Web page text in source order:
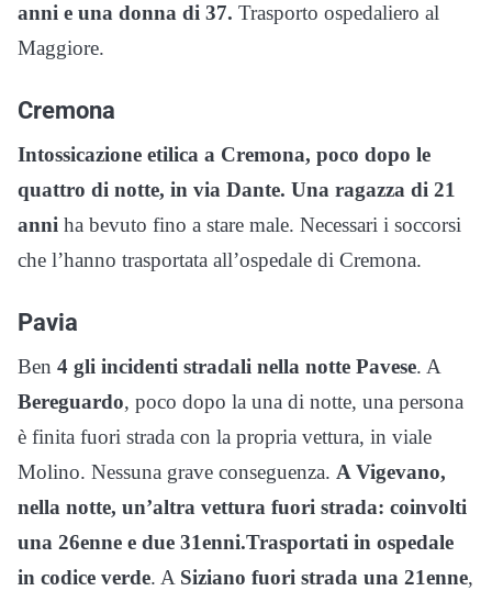
anni e una donna di 37. Trasporto ospedaliero al
Maggiore.
Cremona
Intossicazione etilica a Cremona, poco dopo le
quattro di notte, in via Dante. Una ragazza di 21
anni ha bevuto fino a stare male. Necessari i soccorsi
che l’hanno trasportata all’ospedale di Cremona.
Pavia
Ben 4 gli incidenti stradali nella notte Pavese. A
Bereguardo, poco dopo la una di notte, una persona
è finita fuori strada con la propria vettura, in viale
Molino. Nessuna grave conseguenza. A Vigevano,
nella notte, un’altra vettura fuori strada: coinvolti
una 26enne e due 31enni.Trasportati in ospedale
in codice verde. A Siziano fuori strada una 21enne,